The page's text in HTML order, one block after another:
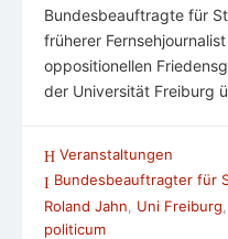
Bundesbeauftragte für
früherer
oppositionellen
der Universität Freiburg
Veranstaltungen
Bundesbeauftragter für
Roland Jahn
Uni Freiburg
politicum